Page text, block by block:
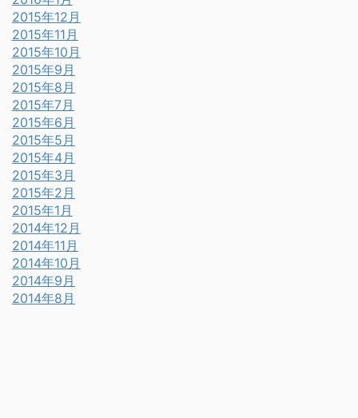
2015年12月
2015年11月
2015年10月
2015年9月
2015年8月
2015年7月
2015年6月
2015年5月
2015年4月
2015年3月
2015年2月
2015年1月
2014年12月
2014年11月
2014年10月
2014年9月
2014年8月